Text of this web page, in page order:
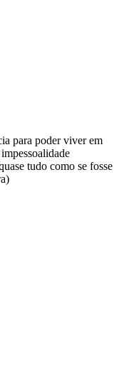
para poder viver em
tudo como se fosse